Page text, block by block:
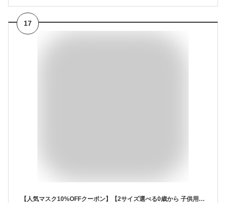
17
【人気マスク10%OFFクーポン】【2サイズ選べる0歳から 子供用マスク 絵柄マスク 立体マスク 】 マスク 3Dマスク 不織布マスク 子供マスク 子どもマスク キッズマスク お子さんマスク アニマル柄 アニメ柄 子ども用マスク 幼児用マスク お子さん用マスク